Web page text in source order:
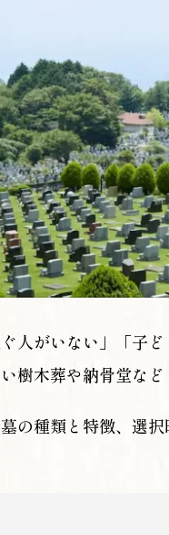
人がいない」「子
樹木葬や納骨堂など
の種類と特徴、選